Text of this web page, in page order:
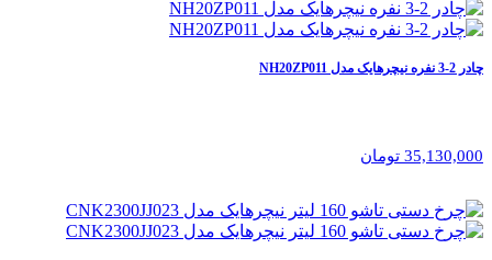
چادر 2-3 نفره نیچرهایک مدل NH20ZP011
35,130,000 تومان